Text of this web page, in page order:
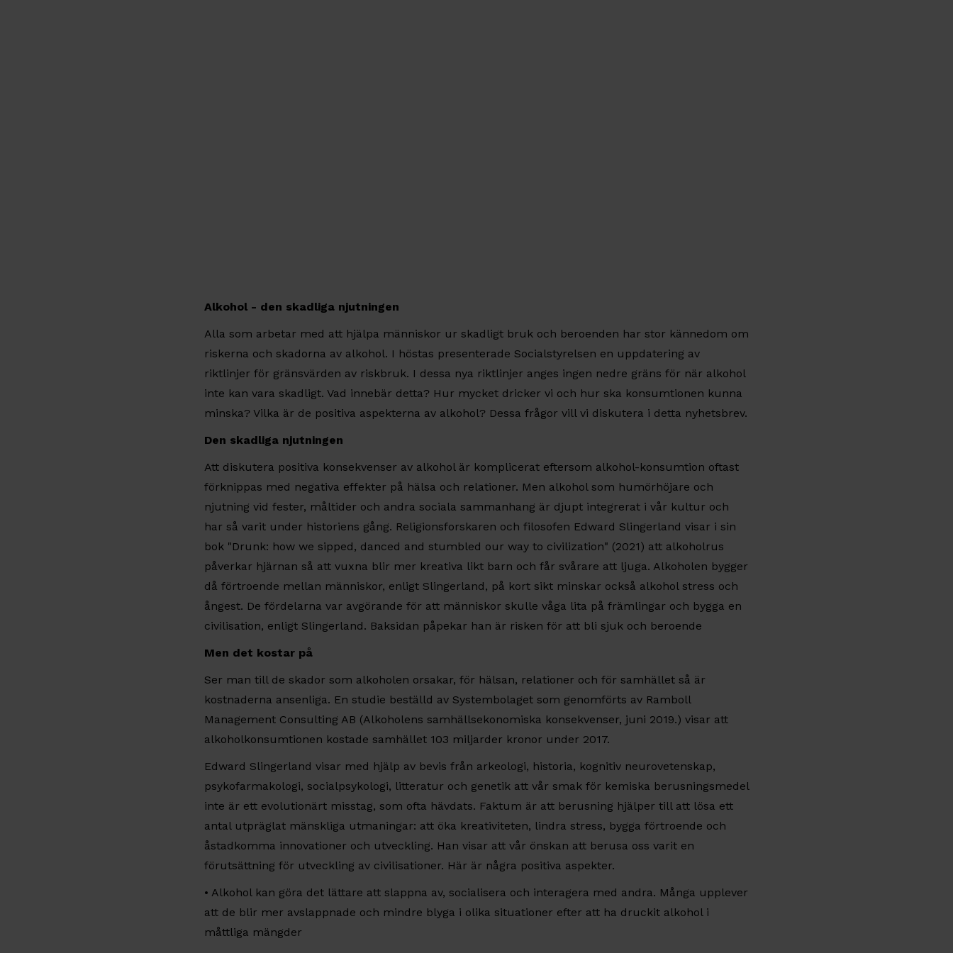
Alkohol - den skadliga njutningen
Alla som arbetar med att hjälpa människor ur skadligt bruk och beroenden har stor kännedom om
riskerna och skadorna av alkohol. I höstas presenterade Socialstyrelsen en uppdatering av
riktlinjer för gränsvärden av riskbruk. I dessa nya riktlinjer anges ingen nedre gräns för när alkohol
inte kan vara skadligt. Vad innebär detta? Hur mycket dricker vi och hur ska konsumtionen kunna
minska? Vilka är de positiva aspekterna av alkohol? Dessa frågor vill vi diskutera i detta nyhetsbrev.
Den skadliga njutningen
Att diskutera positiva konsekvenser av alkohol är komplicerat eftersom alkohol-konsumtion oftast
förknippas med negativa effekter på hälsa och relationer. Men alkohol som humörhöjare och
njutning vid fester, måltider och andra sociala sammanhang är djupt integrerat i vår kultur och
har så varit under historiens gång. Religionsforskaren och filosofen Edward Slingerland visar i sin
bok "Drunk: how we sipped, danced and stumbled our way to civilization" (2021) att alkoholrus
påverkar hjärnan så att vuxna blir mer kreativa likt barn och får svårare att ljuga. Alkoholen bygger
då förtroende mellan människor, enligt Slingerland, på kort sikt minskar också alkohol stress och
ångest. De fördelarna var avgörande för att människor skulle våga lita på främlingar och bygga en
civilisation, enligt Slingerland. Baksidan påpekar han är risken för att bli sjuk och beroende
Men det kostar på
Ser man till de skador som alkoholen orsakar, för hälsan, relationer och för samhället så är
kostnaderna ansenliga. En studie beställd av Systembolaget som genomförts av Ramboll
Management Consulting AB (Alkoholens samhällsekonomiska konsekvenser, juni 2019.) visar att
alkoholkonsumtionen kostade samhället 103 miljarder kronor under 2017.
Edward Slingerland visar med hjälp av bevis från arkeologi, historia, kognitiv neurovetenskap,
psykofarmakologi, socialpsykologi, litteratur och genetik att vår smak för kemiska berusningsmedel
inte är ett evolutionärt misstag, som ofta hävdats. Faktum är att berusning hjälper till att lösa ett
antal utpräglat mänskliga utmaningar: att öka kreativiteten, lindra stress, bygga förtroende och
åstadkomma innovationer och utveckling. Han visar att vår önskan att berusa oss varit en
förutsättning för utveckling av civilisationer. Här är några positiva aspekter.
• Alkohol kan göra det lättare att slappna av, socialisera och interagera med andra. Många upplever
att de blir mer avslappnade och mindre blyga i olika situationer efter att ha druckit alkohol i
måttliga mängder